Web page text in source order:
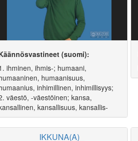
(suomi):
ihminen, ihmis-; humaani,
humaanisuus,
inhimillinen, inhimillisyys;
väestö, -väestöinen; kansa,
kansallisuus, kansallis-
IKKUNA(A)